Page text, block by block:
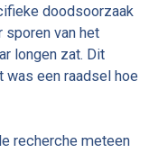
doodsoorzaak
sporen van het
longen zat. Dit
was een raadsel hoe
recherche meteen